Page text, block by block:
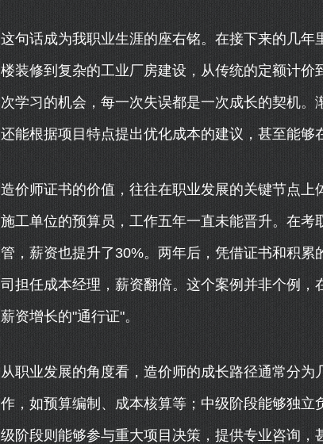
这句话成为我职业生涯的座右铭。在接下来的几
楼装修到复杂的工业厂房建设，从传统的定额计
次学习的机会，每一次失误都是一次成长的契机。
还能根据项目特点提出优化成本的建议，甚至能够
造价师证书的价值，往往在职业发展的关键节点
施工单位的预算员，工作五年一直未能晋升。在
管，薪资也提升了30%。两年后，凭借证书和积
司担任成本经理，薪资翻倍。这个案例并非个例
薪资增长的"通行证"。
从职业发展的角度看，造价师的成长路径通常分
作，如预算编制、成本核算等；中级阶段能够独
级阶段则能够参与重大项目决策，提供专业咨询